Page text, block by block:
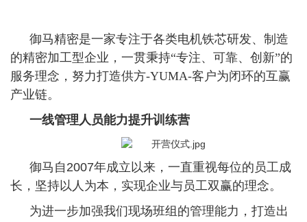
御马精密是一家专注于各类电机铁芯研发、制造
的精密加工型企业，一贯秉持“专注、可靠、创新”的
服务理念，努力打造供方-YUMA-客户为闭环的互赢
产业链。
一线管理人员能力提升训练营
御马自 2007年成立以来，一直重视每位的员工成
长，坚持以人为本，实现企业与员工双赢的理念。
为进一步加强我们现场班组的管理能力，打造出